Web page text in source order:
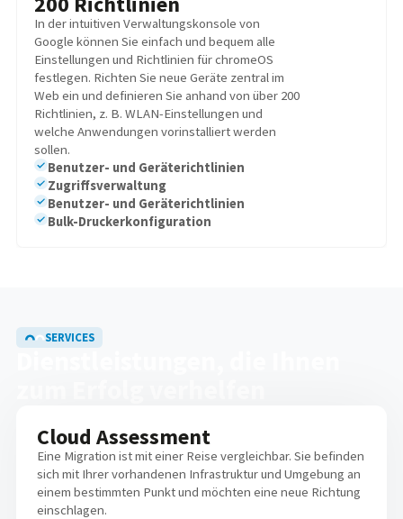
In der intuitiven Verwaltungskonsole von
Google können Sie einfach und bequem alle
Einstellungen und Richtlinien für chromeOS
festlegen. Richten Sie neue Geräte zentral im
Web ein und definieren Sie anhand von über 200
Richtlinien, z. B. WLAN-Einstellungen und
welche Anwendungen vorinstalliert werden
sollen.
Benutzer- und Geräterichtlinien
Zugriffsverwaltung
Benutzer- und Geräterichtlinien
Bulk-Druckerkonfiguration
SERVICES
Cloud Assessment
Eine Migration ist mit einer Reise vergleichbar. Sie befinden
sich mit Ihrer vorhandenen Infrastruktur und Umgebung an
einem bestimmten Punkt und möchten eine neue Richtung
einschlagen.